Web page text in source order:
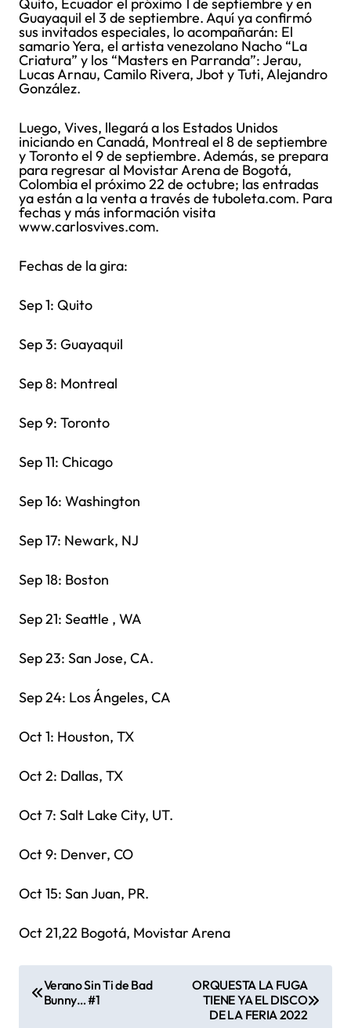
Quito, Ecuador el próximo 1 de septiembre y en
Guayaquil el 3 de septiembre. Aquí ya confirmó
sus invitados especiales, lo acompañarán: El
samario Yera, el artista venezolano Nacho “La
Criatura” y los “Masters en Parranda”: Jerau,
Lucas Arnau, Camilo Rivera, Jbot y Tuti, Alejandro
González.
Luego, Vives, llegará a los Estados Unidos
iniciando en Canadá, Montreal el 8 de septiembre
y Toronto el 9 de septiembre. Además, se prepara
para regresar al Movistar Arena de Bogotá,
Colombia el próximo 22 de octubre; las entradas
ya están a la venta a través de tuboleta.com. Para
fechas y más información visita
www.carlosvives.com.
Fechas de la gira:
Sep 1: Quito
Sep 3: Guayaquil
Sep 8: Montreal
Sep 9: Toronto
Sep 11: Chicago
Sep 16: Washington
Sep 17: Newark, NJ
Sep 18: Boston
Sep 21: Seattle , WA
Sep 23: San Jose, CA.
Sep 24: Los Ángeles, CA
Oct 1: Houston, TX
Oct 2: Dallas, TX
Oct 7: Salt Lake City, UT.
Oct 9: Denver, CO
Oct 15: San Juan, PR.
Oct 21,22 Bogotá, Movistar Arena
N Verano Sin Ti de Bad
Bunny… #1
ORQUESTA LA FUGA
TIENE YA EL DISCO
DE LA FERIA 2022